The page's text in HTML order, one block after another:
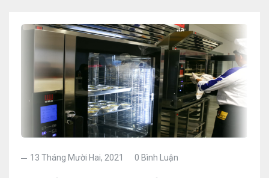
13 Tháng Mười Hai, 2021 0 Bình Luận